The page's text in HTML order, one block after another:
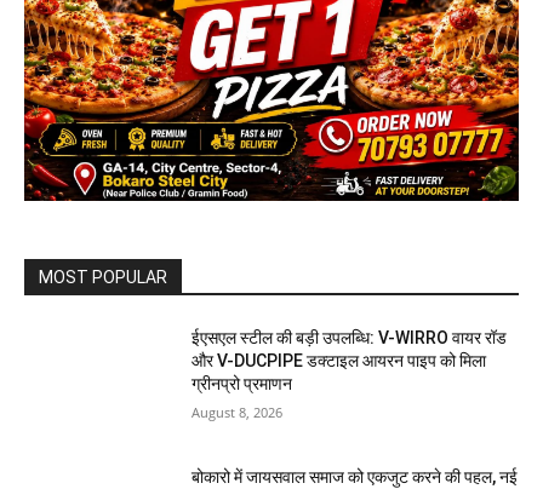
MOST POPULAR
ईएसएल स्टील की बड़ी उपलब्धि: V-WIRRO वायर रॉड
और V-DUCPIPE डक्टाइल आयरन पाइप को मिला
ग्रीनप्रो प्रमाणन
August 8, 2026
बोकारो में जायसवाल समाज को एकजुट करने की पहल, नई